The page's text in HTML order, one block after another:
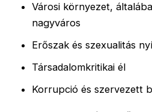
Városi környezet,
nagyváros
Erőszak és szexualitás
Társadalomkritikai él
Korrupció és szervezett